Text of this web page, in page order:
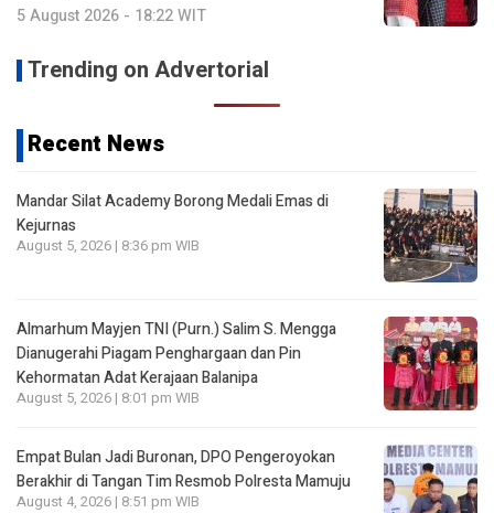
5 August 2026 - 18:22 WIT
Trending on Advertorial
Recent News
Mandar Silat Academy Borong Medali Emas di
Kejurnas
August 5, 2026 | 8:36 pm WIB
Almarhum Mayjen TNI (Purn.) Salim S. Mengga
Dianugerahi Piagam Penghargaan dan Pin
Kehormatan Adat Kerajaan Balanipa
August 5, 2026 | 8:01 pm WIB
Empat Bulan Jadi Buronan, DPO Pengeroyokan
Berakhir di Tangan Tim Resmob Polresta Mamuju
August 4, 2026 | 8:51 pm WIB